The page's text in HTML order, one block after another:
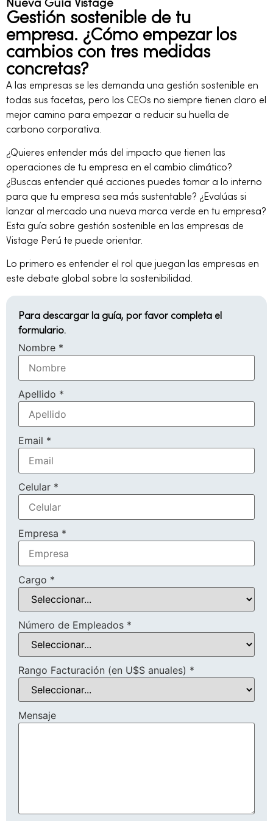
Nueva Guía Vistage
Gestión sostenible de tu
empresa. ¿Cómo empezar los
cambios con tres medidas
concretas?
A las empresas se les demanda una gestión sostenible en
todas sus facetas, pero los CEOs no siempre tienen claro el
mejor camino para empezar a reducir su huella de
carbono corporativa.
¿Quieres entender más del impacto que tienen las
operaciones de tu empresa en el cambio climático?
¿Buscas entender qué acciones puedes tomar a lo interno
para que tu empresa sea más sustentable? ¿Evalúas si
lanzar al mercado una nueva marca verde en tu empresa?
Esta guía sobre gestión sostenible en las empresas de
Vistage Perú te puede orientar.
Lo primero es entender el rol que juegan las empresas en
este debate global sobre la sostenibilidad.
Para descargar la guía, por favor completa el
formulario.
Nombre *
Apellido *
Email *
Celular *
Empresa *
Cargo *
Número de Empleados *
Rango Facturación (en U$S anuales) *
Mensaje